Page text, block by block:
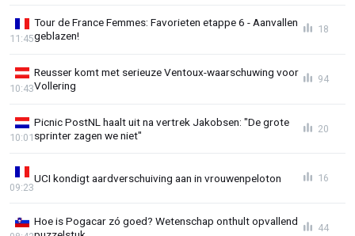
Tour de France Femmes: Favorieten etappe 6 - Aanvallen
geblazen!
11:45
18
Reusser komt met serieuze Ventoux-waarschuwing voor
Vollering
10:43
94
Picnic PostNL haalt uit na vertrek Jakobsen: "De grote
sprinter zagen we niet"
10:01
20
UCI kondigt aardverschuiving aan in vrouwenpeloton
09:23
16
Hoe is Pogacar zó goed? Wetenschap onthult opvallend
44